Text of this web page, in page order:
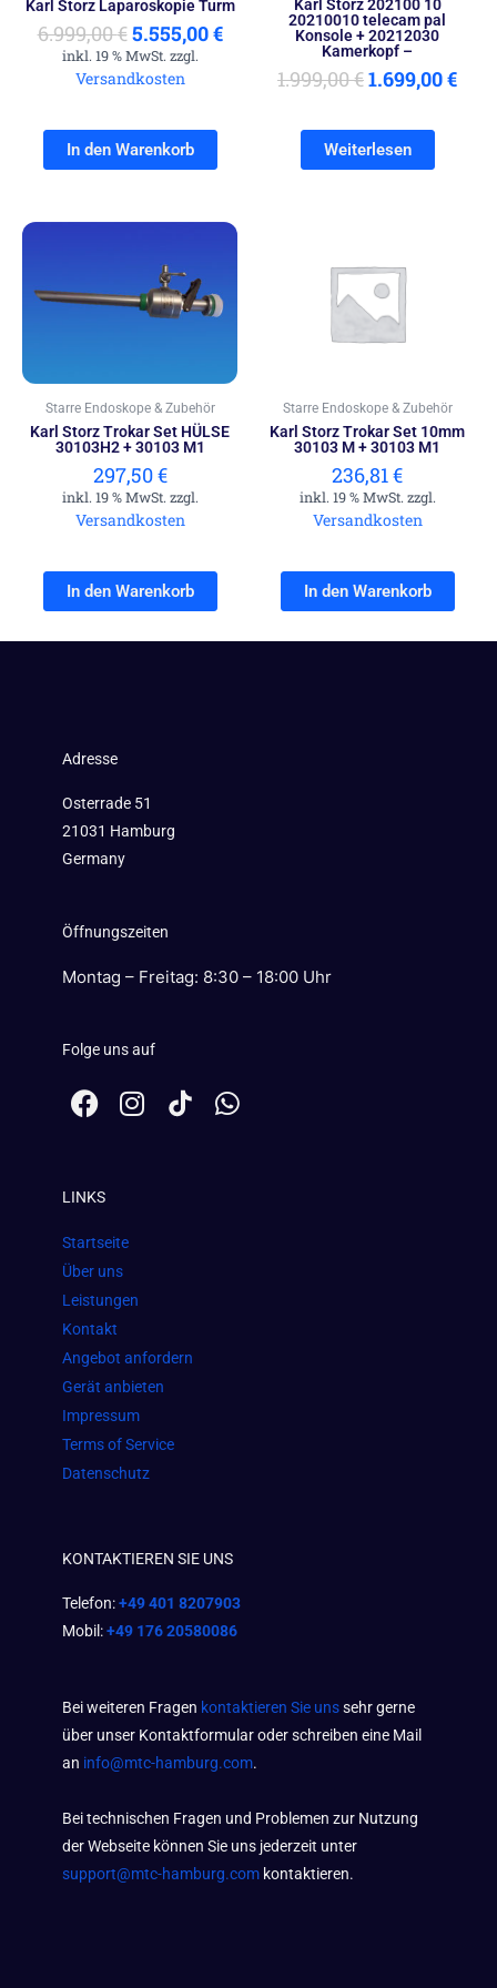
Karl Storz Laparoskopie Turm
6.999,00€5.555,00€
inkl. 19 % MwSt. zzgl.
Versandkosten
In den Warenkorb
Karl Storz 202100 10
20210010 telecam pal
Konsole + 20212030
Kamerkopf –
1.999,00€1.699,00€
Weiterlesen
Starre Endoskope & Zubehör
Karl Storz Trokar Set HÜLSE
30103H2 + 30103 M1
297,50€
inkl. 19 % MwSt. zzgl.
Versandkosten
In den Warenkorb
Starre Endoskope & Zubehör
Karl Storz Trokar Set 10mm
30103 M + 30103 M1
236,81€
inkl. 19 % MwSt. zzgl.
Versandkosten
In den Warenkorb
Adresse
Osterrade 51
21031 Hamburg
Germany
Öffnungszeiten
Montag – Freitag: 8:30 – 18:00 Uhr
Folge uns auf
F
a
b
o
o
k
I
n
m
W
h
LINKS
Startseite
Über uns
Leistungen
Kontakt
Angebot anfordern
Gerät anbieten
Impressum
Terms of Service
Datenschutz
KONTAKTIEREN SIE UNS
Telefon:+49 401 8207903
Mobil:+49 176 20580086
Bei weiteren Fragen kontaktieren Sie unssehr gerne
über unser Kontaktformular oder schreiben eine Mail
an info@mtc-hamburg.com.
Bei technischen Fragen und Problemen zur Nutzung
der Webseite können Sie uns jederzeit unter
support@mtc-hamburg.com kontaktieren.